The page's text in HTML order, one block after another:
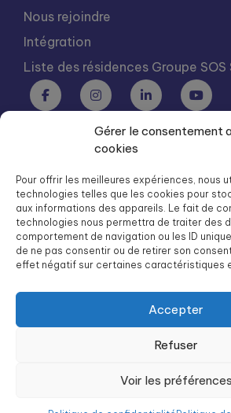
Gérer le consentement
cookies
Pour offrir les meilleures expériences, nous
technologies telles que les cookies pour
aux informations des appareils. Le fait de
technologies nous permettra de traiter des
comportement de navigation ou les ID
de ne pas consentir ou de retirer son
effet négatif sur certaines caractéristiques
Accepter
Refuser
Voir les préférences
Nous rejoindre
Intégration
Liste des résidences Groupe SOS
Groupe SOS Seniors est une
dg.seniors@groupe-sos.org
ARPAVIE est une association du